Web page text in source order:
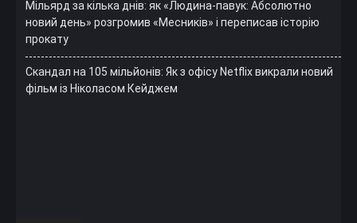
Мільярд за кілька днів: як «Людина-павук: Абсолютно
новий день» розгромив «Месників» і переписав історію
прокату
Скандал на 105 мільйонів: Як з офісу Netflix викрали новий
фільм із Ніколасом Кейджем